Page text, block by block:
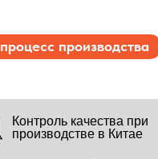
Контроль качества при
производстве в Китае
процесс производства